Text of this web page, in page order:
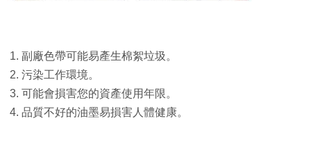
1. 副廠色帶可能易產生棉絮垃圾。
2. 污染工作環境。
3. 可能會損害您的資產使用年限。
4. 品質不好的油墨易損害人體健康。